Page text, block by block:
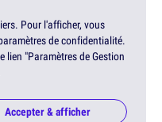
Pour l'afficher, vous
de confidentialité.
lien "Paramètres de Gestion
Accepter & afficher